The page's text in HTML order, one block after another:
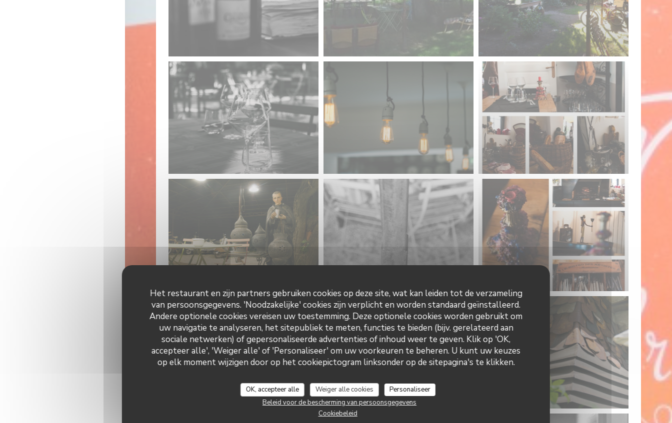
Het restaurant en zijn partners gebruiken cookies op deze site, wat kan leiden tot de verzameling
van persoonsgegevens. 'Noodzakelijke' cookies zijn verplicht en worden standaard geïnstalleerd.
Andere optionele cookies vereisen uw toestemming. Deze optionele cookies worden gebruikt om
uw navigatie te analyseren, het sitepubliek te meten, functies te bieden (bijv. gerelateerd aan
sociale netwerken) of gepersonaliseerde advertenties of inhoud weer te geven. Klik op 'OK,
accepteer alle', 'Weiger alle' of 'Personaliseer' om uw voorkeuren te beheren. U kunt uw keuzes
op elk moment wijzigen door op het cookiepictogram linksonder op de sitepagina's te klikken.
OK, accepteer alle Weiger alle cookies
Personaliseer
Beleid voor de bescherming van persoonsgegevens
Cookiebeleid
Chez Ernest